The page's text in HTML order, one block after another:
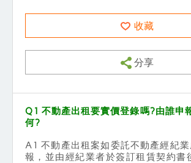
收藏
分享
Q1 不動產出租要實價登錄嗎?由誰申
何?
A1 不動產出租案如委託不動產經紀
報，並由經紀業者於簽訂租賃契約書